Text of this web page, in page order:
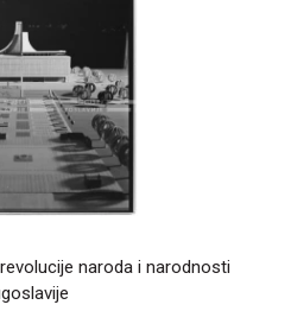
naroda i narodnosti